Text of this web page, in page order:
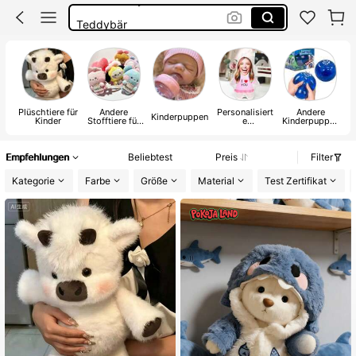
Teddybär
Kuscheltier
Plüschtiere für
Kinder
Andere
Stofftiere für Kinderpuppen Personalisiert
e
Andere
Kinderpuppen
Empfehlungen Beliebtest Preis
Filter
Kategorie
Farbe Größe Material Test Zertifikat